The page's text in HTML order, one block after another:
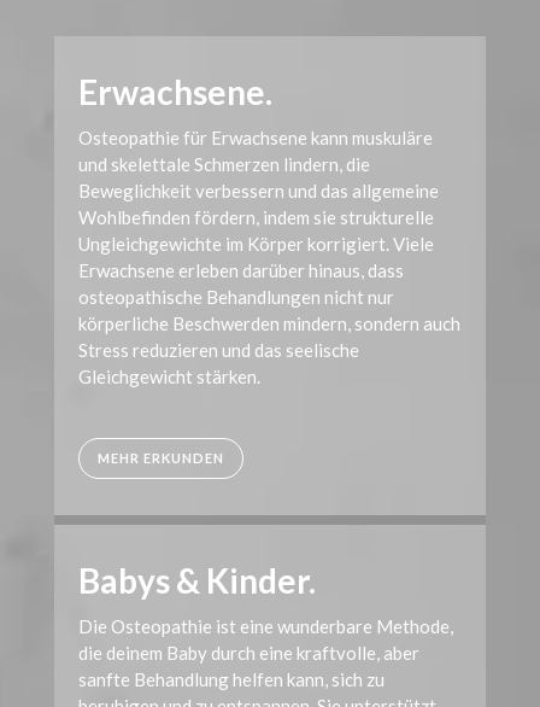
Erwachsene.
Osteopathie für Erwachsene kann muskuläre
und skelettale Schmerzen lindern, die
Beweglichkeit verbessern und das allgemeine
Wohlbefinden fördern, indem sie strukturelle
Ungleichgewichte im Körper korrigiert. Viele
Erwachsene erleben darüber hinaus, dass
osteopathische Behandlungen nicht nur
körperliche Beschwerden mindern, sondern auch
Stress reduzieren und das seelische
Gleichgewicht stärken.
MEHR ERKUNDEN
Babys & Kinder.
Die Osteopathie ist eine wunderbare Methode,
die deinem Baby durch eine kraftvolle, aber
sanfte Behandlung helfen kann, sich zu